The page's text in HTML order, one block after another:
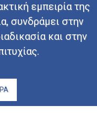
εμπειρία της
συνδράμει στην
και στην